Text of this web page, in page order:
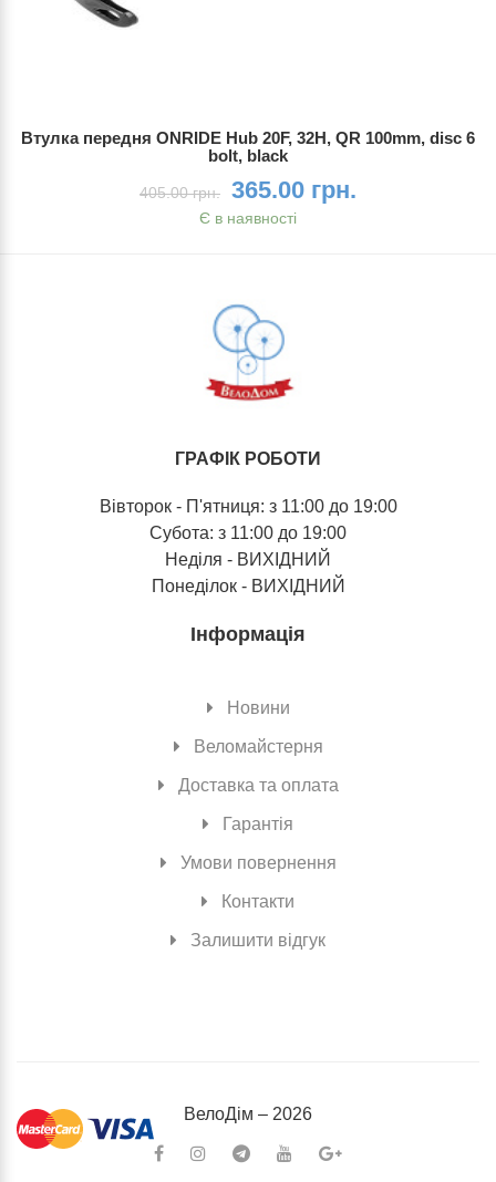
Втулка передня ONRIDE Hub 20F, 32H, QR 100mm, disc 6
bolt, black
405.00 грн. 365.00 грн.
Є в наявності
ГРАФІК РОБОТИ
Вівторок - П'ятниця: з 11:00 до 19:00
Субота: з 11:00 до 19:00
Неділя - ВИХІДНИЙ
Понеділок - ВИХІДНИЙ
Інформація
Новини
Веломайстерня
Доставка та оплата
Гарантія
Умови повернення
Контакти
Залишити відгук
ВелоДiм – 2026